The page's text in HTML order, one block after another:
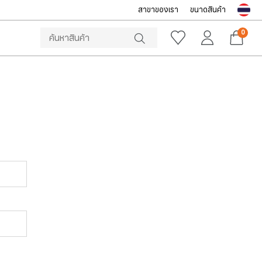
NOTICE Sportsworld
สาขาของเรา ขนาดสินค้า
0